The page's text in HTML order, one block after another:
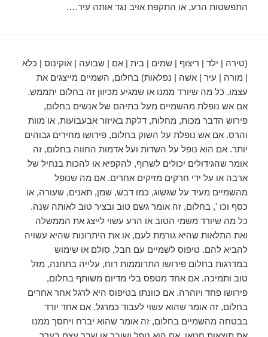
התפשטות הרע, או התקפת אויב נגד אותה עיר….
(טירה | ילד | ריצוף | שמים | בית | אם | שבועה | אוקינוס | כלא
| מורה | עיר | אשה | נפלאות) בחלום, השמיים מייצגים את
עצמו. כל מה שיורד ממנו או שמגיע מכיוון זה בחלום יתממש.
אם אש נופלת מהשמיים מעל בתיהם של אנשים בחלום,
פירוש הדבר מכות, מחלות, דלקת באיזור אבעבועות, או מוות
והרס. אם אש נופלת על השוק בחלום, פירושו מחירים גבוהים
יותר. אם הוא נופל על השדות ועל אדמות החווה בחלום, זה
אומר שהגידולים יכולים לשרוף, להקפיא או להכות בנחיל של
ארבה או על ידי חרקים מזיקים אחרים. אם מה שנופל
מהשמיים מעיד על שגשוג, כמו דבש, שמן, תאנים, שעורה, או
כסף וכו ', בחלום, זה אומר גשם טוב ובציר טוב לאותה שנה.
כל מה שיורד משמי הטוב או הרע עשוי לייצג את הממשלה
ואת התלאות שהיא גורמת לעם, או את היתרונות שהיא עשויה
להביא להם. טיפוס לשמיים עם חבל, סולם או שימוש
במדרגות בחלום פירושו התרוממות רוח, עלייה בתחנה, מזל
טוב ותמיכה. אם אחד מטפס בלי מדיום משותף בחלום,
פירושו פחד ויוהרה. אם כוונתו בטיפוס היא לרגל אחר אחרים
בחלום, זה אומר שהוא עשוי לעבוד כמרגל. אם אחד יורד
בבטחה מהשמיים בחלום, זה אומר שהוא יברח ויחסך ממנו